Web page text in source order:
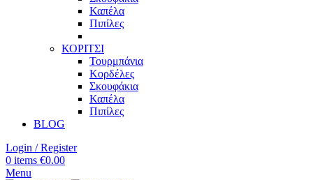
Καπέλα
Πιπίλες
ΚΟΡΙΤΣΙ
Τουρμπάνια
Κορδέλες
Σκουφάκια
Καπέλα
Πιπίλες
BLOG
Login / Register
0 items €0.00
Menu